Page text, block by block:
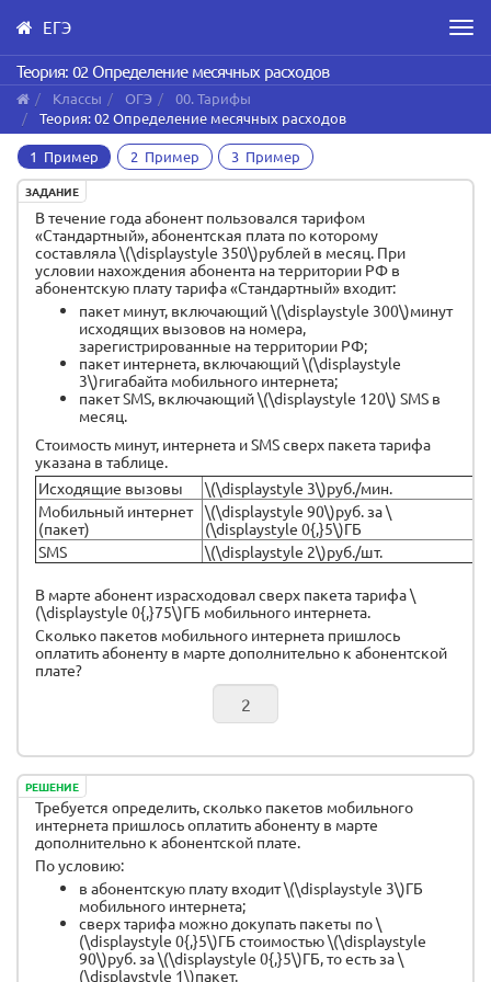
Skip
to
main
content
ЕГЭ
Теория: 02 Определение месячных расходов
Классы ОГЭ
00. Тарифы
Теория: 02 Определение месячных расходов
1 Пример 2 Пример 3 Пример
ЗАДАНИЕ
В течение года абонент пользовался тарифом
«Стандартный», абонентская плата по которому
составляла \(\displaystyle 350\)рублей в месяц. При
условии нахождения абонента на территории РФ в
абонентскую плату тарифа «Стандартный» входит:
пакет минут, включающий \(\displaystyle 300\)минут
исходящих вызовов на номера,
зарегистрированные на территории РФ;
пакет интернета, включающий \(\displaystyle
3\)гигабайта мобильного интернета;
пакет SMS, включающий \(\displaystyle 120\) SMS в
месяц.
Стоимость минут, интернета и SMS сверх пакета тарифа
указана в таблице.
Исходящие вызовы
\(\displaystyle 3\)руб./мин.
Мобильный интернет
(пакет)
\(\displaystyle 90\)руб. за \
(\displaystyle 0{,}5\)ГБ
SMS
\(\displaystyle 2\)руб./шт.
В марте абонент израсходовал сверх пакета тарифа \
(\displaystyle 0{,}75\)ГБ мобильного интернета.
Сколько пакетов мобильного интернета пришлось
оплатить абоненту в марте дополнительно к абонентской
плате?
РЕШЕНИЕ
Требуется определить, сколько пакетов мобильного
интернета пришлось оплатить абоненту в марте
дополнительно к абонентской плате.
По условию:
в абонентскую плату входит \(\displaystyle 3\)ГБ
мобильного интернета;
сверх тарифа можно докупать пакеты по \
(\displaystyle 0{,}5\)ГБ стоимостью \(\displaystyle
90\)руб. за \(\displaystyle 0{,}5\)ГБ, то есть за \
(\displaystyle 1\)пакет.